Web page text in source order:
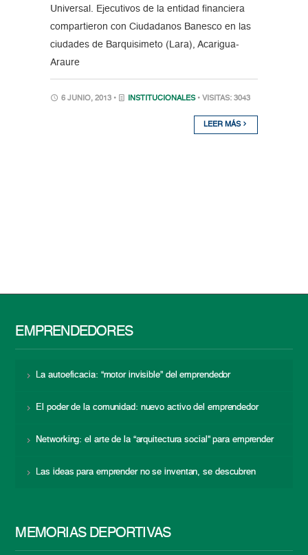
Universal. Ejecutivos de la entidad financiera
compartieron con Ciudadanos Banesco en las
ciudades de Barquisimeto (Lara), Acarigua-
Araure
6 JUNIO, 2013 • INSTITUCIONALES • VISITAS: 3043
LEER MÁS
EMPRENDEDORES
La autoeficacia: “motor invisible” del emprendedor
El poder de la comunidad: nuevo activo del emprendedor
Networking: el arte de la “arquitectura social” para emprender
Las ideas para emprender no se inventan, se descubren
MEMORIAS DEPORTIVAS